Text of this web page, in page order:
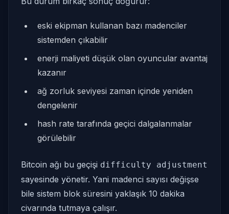
eski ekipman kullanan bazı madenciler
sistemden çıkabilir
enerji maliyeti düşük olan oyuncular avantaj
kazanır
ağ zorluk seviyesi zaman içinde yeniden
dengelenir
hash rate tarafında geçici dalgalanmalar
görülebilir
Bitcoin ağı bu geçişi difficulty adjustment
sayesinde yönetir. Yani madenci sayısı değişse
bile sistem blok süresini yaklaşık 10 dakika
civarında tutmaya çalışır.